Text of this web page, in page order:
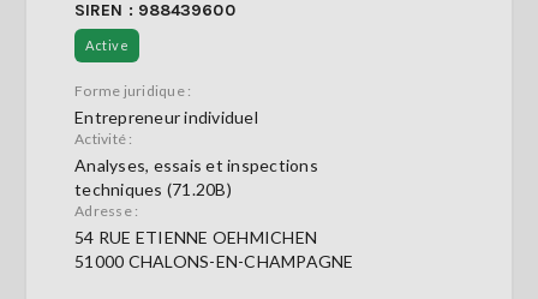
SIREN : 988439600
Active
Forme juridique :
Entrepreneur individuel
Activité :
Analyses, essais et inspections
techniques (71.20B)
Adresse :
54 RUE ETIENNE OEHMICHEN
51000 CHALONS-EN-CHAMPAGNE